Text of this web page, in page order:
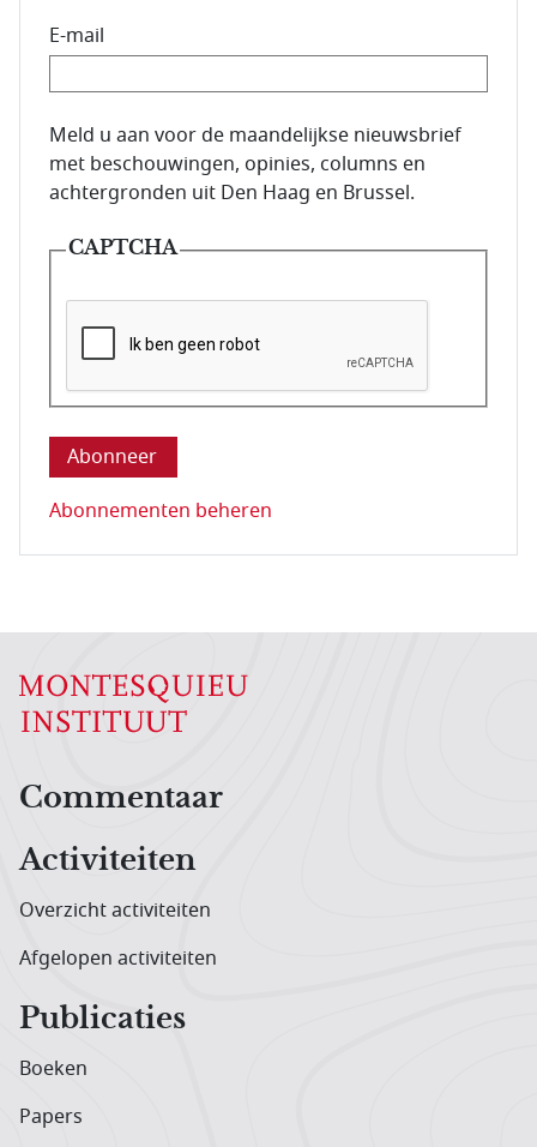
E-mail
E-mailadres van de abonnee.
Meld u aan voor de maandelijkse nieuwsbrief
met beschouwingen, opinies, columns en
achtergronden uit Den Haag en Brussel.
CAPTCHA
Deze vraag is om te controleren dat u een mens
Abonnementen beheren
Hoofdnavigatiemenu
Commentaar
Activiteiten
Overzicht activiteiten
Afgelopen activiteiten
Publicaties
Boeken
Papers